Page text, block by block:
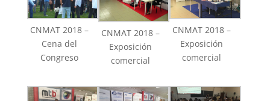
CNMAT 2018 –
Cena del
Congreso
CNMAT 2018 –
Exposición
comercial
CNMAT 2018 –
Exposición
comercial